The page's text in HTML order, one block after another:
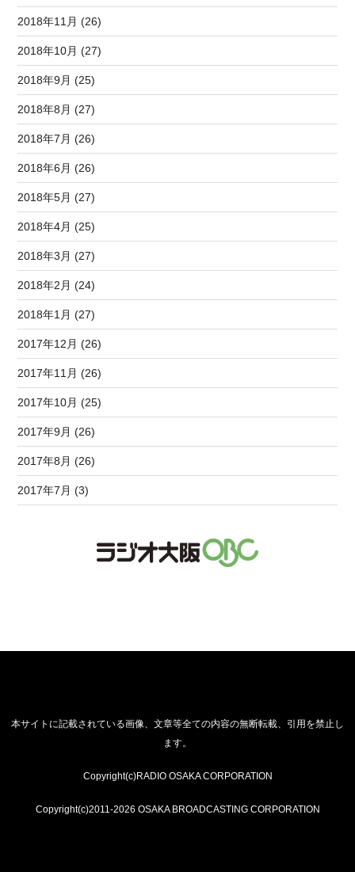
2018年11月 (26)
2018年10月 (27)
2018年9月 (25)
2018年8月 (27)
2018年7月 (26)
2018年6月 (26)
2018年5月 (27)
2018年4月 (25)
2018年3月 (27)
2018年2月 (24)
2018年1月 (27)
2017年12月 (26)
2017年11月 (26)
2017年10月 (25)
2017年9月 (26)
2017年8月 (26)
2017年7月 (3)
本サイトに記載されている画像、文章等全ての内容の無断転載、引用を禁止し
ます。
Copyright(c)RADIO OSAKA CORPORATION
Copyright(c)2011-2026 OSAKA BROADCASTING CORPORATION